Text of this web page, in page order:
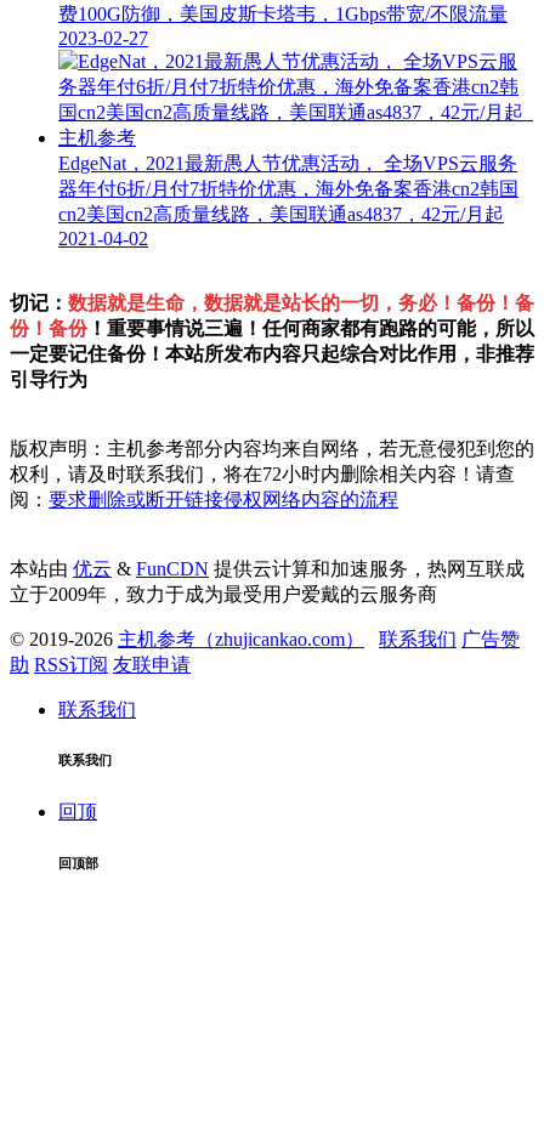
费100G防御，美国皮斯卡塔韦，1Gbps带宽/不限流量
2023-02-27
EdgeNat，2021最新愚人节优惠活动， 全场VPS云服务
器年付6折/月付7折特价优惠，海外免备案香港cn2韩国
cn2美国cn2高质量线路，美国联通as4837，42元/月起
2021-04-02
切记： 数据就是生命，数据就是站长的一切，务必！备份！备
份！备份！重要事情说三遍！任何商家都有跑路的可能，所以
一定要记住备份！本站所发布内容只起综合对比作用，非推荐
引导行为
版权声明：主机参考部分内容均来自网络，若无意侵犯到您的
权利，请及时联系我们，将在72小时内删除相关内容！请查
阅： 要求删除或断开链接侵权网络内容的流程
本站由 优云 & FunCDN 提供云计算和加速服务，热网互联成
立于2009年，致力于成为最受用户爱戴的云服务商
© 2019-2026 主机参考（zhujicankao.com） 联系我们 广告赞
助 RSS订阅 友联申请
联系我们
联系我们
回顶
回顶部